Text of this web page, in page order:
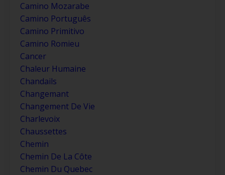
Camino Mozarabe
Camino Português
Camino Primitivo
Camino Romieu
Cancer
Chaleur Humaine
Chandails
Changemant
Changement De Vie
Charlevoix
Chaussettes
Chemin
Chemin De La Côte
Chemin Du Quebec